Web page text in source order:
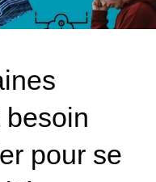
besoin
pour se